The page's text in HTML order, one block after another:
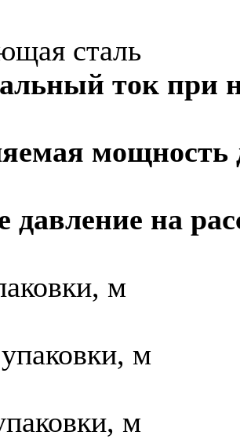
сталь
ток при
мощность
давление на
м
м
м